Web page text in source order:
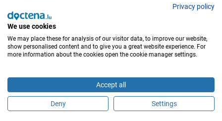
Maak online een afspraak
NEEM IN GEVAL VAN NOOD CONTACT OP MET : 112
Privacy policy
We use cookies
We may place these for analysis of our visitor data, to improve our website,
show personalised content and to give you a great website experience. For
more information about the cookies open the cookie manager settings.
Accept all
Deny Settings